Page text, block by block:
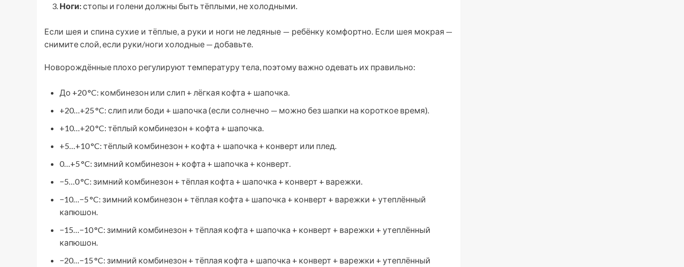
Ноги:стопы и голени должны быть тёплыми, не холодными.
Если шея и спина сухие и тёплые, а руки и ноги не ледяные — ребёнку комфортно. Если шея мокрая —
снимите слой, если руки/ноги холодные — добавьте.
Новорождённые плохо регулируют температуру тела, поэтому важно одевать их правильно:
До +20 °C: комбинезон или слип + лёгкая кофта + шапочка.
+20…+25 °C: слип или боди + шапочка (если солнечно — можно без шапки на короткое время).
+10…+20 °C: тёплый комбинезон + кофта + шапочка.
+5…+10 °C: тёплый комбинезон + кофта + шапочка + конверт или плед.
0…+5 °C: зимний комбинезон + кофта + шапочка + конверт.
−5…0 °C: зимний комбинезон + тёплая кофта + шапочка + конверт + варежки.
−10…−5 °C: зимний комбинезон + тёплая кофта + шапочка + конверт + варежки + утеплённый
капюшон.
−15…−10 °C: зимний комбинезон + тёплая кофта + шапочка + конверт + варежки + утеплённый
капюшон.
−20…−15 °C: зимний комбинезон + тёплая кофта + шапочка + конверт + варежки + утеплённый